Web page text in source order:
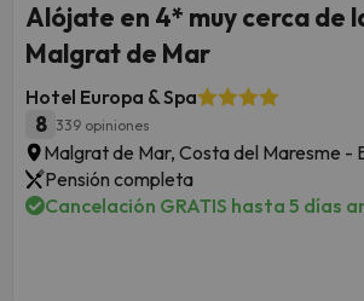
Alójate en 4* muy cerca de
Malgrat de Mar
Hotel Europa & Spa
8 339 opiniones
Malgrat de Mar, Costa del Maresme -
Pensión completa
Cancelación GRATIS hasta 5 días